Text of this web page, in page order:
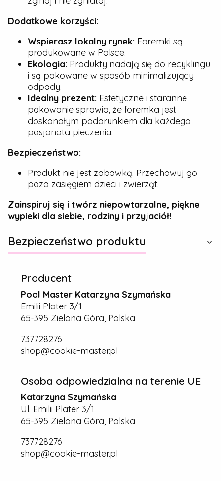
Dodatkowe korzyści:
Wspierasz lokalny rynek: Foremki są
produkowane w Polsce.
Ekologia: Produkty nadają się do recyklingu
i są pakowane w sposób minimalizujący
odpady.
Idealny prezent: Estetyczne i staranne
pakowanie sprawia, że foremka jest
doskonałym podarunkiem dla każdego
pasjonata pieczenia.
Bezpieczeństwo:
Produkt nie jest zabawką. Przechowuj go
poza zasięgiem dzieci i zwierząt.
Zainspiruj się i twórz niepowtarzalne, piękne
wypieki dla siebie, rodziny i przyjaciół!
Bezpieczeństwo produktu
Producent
Pool Master Katarzyna Szymańska
Emilii Plater 3/1
65-395 Zielona Góra, Polska
737728276
shop@cookie-master.pl
Osoba odpowiedzialna na terenie UE
Katarzyna Szymańska
Ul. Emilii Plater 3/1
65-395 Zielona Góra, Polska
737728276
shop@cookie-master.pl